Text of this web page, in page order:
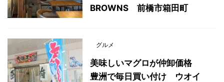
BROWNS 前橋市箱田町
グルメ
美味しいマグロが仲卸価格
豊洲で毎日買い付け ウオイ